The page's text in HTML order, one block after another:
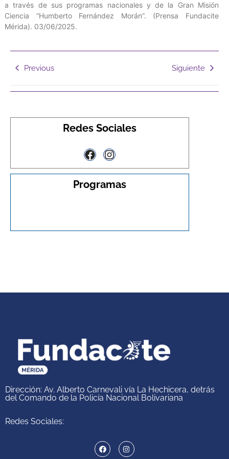
a través de sus programas nacionales y de la Gran Misión
Ciencia “Humberto Fernández Morán”. (Prensa Fundacite
Mérida). 03/06/2025.
Previous Siguiente
Redes Sociales
Programas
Dirección: Av. Alberto Carnevali vía La Hechicera, detrás
del Comando de la Policía Nacional Bolivariana
Redes Sociales: